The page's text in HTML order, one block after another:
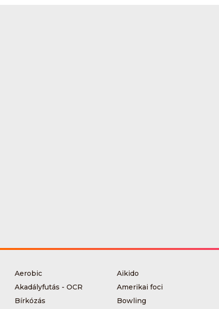
Aerobic
Aikido
Akadályfutás - OCR
Amerikai foci
Bírkózás
Bowling